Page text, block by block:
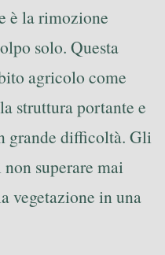
è la rimozione
solo. Questa
agricolo come
struttura portante e
grande difficoltà. Gli
superare mai
vegetazione in una